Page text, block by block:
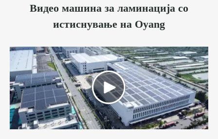
Видео машина за ламинација со
истиснување на Oyang